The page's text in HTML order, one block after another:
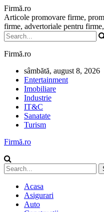
Firmă.ro
Articole promovare firme,
firme, advertoriale pentru
Firmă.ro
sâmbătă, august 8, 2026
Entertainment
Imobiliare
Industrie
IT&C
Sanatate
Turism
Firmă.ro
Acasa
Asigurari
Auto